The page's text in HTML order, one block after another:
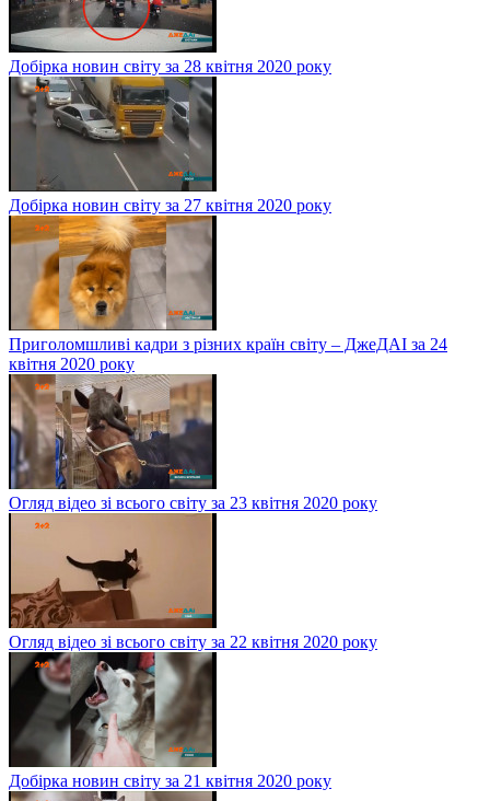
Добірка новин світу за 28 квітня 2020 року
Добірка новин світу за 27 квітня 2020 року
Приголомшливі кадри з різних країн світу – ДжеДАІ за 24
квітня 2020 року
Огляд відео зі всього світу за 23 квітня 2020 року
Огляд відео зі всього світу за 22 квітня 2020 року
Добірка новин світу за 21 квітня 2020 року